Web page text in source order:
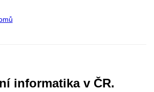
informatika v ČR.